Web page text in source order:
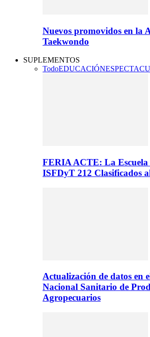
Nuevos promovidos en la
Taekwondo
SUPLEMENTOS
TodoEDUCACIÓN
FERIA ACTE: La Escuela
ISFDyT 212 Clasificados
Actualización de datos en
Nacional Sanitario de
Agropecuarios